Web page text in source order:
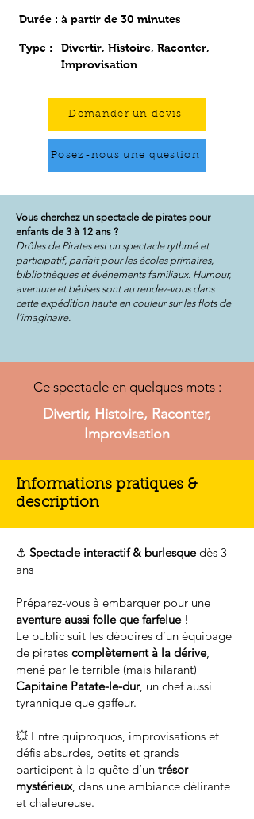
Durée : à partir de 30 minutes
Type :
Divertir, Histoire, Raconter,
Improvisation
Demander un devis
Posez-nous une question
Vous cherchez un spectacle de pirates pour
enfants de 3 à 12 ans ?
Drôles de Pirates est un spectacle rythmé et
participatif, parfait pour les écoles primaires,
bibliothèques et événements familiaux. Humour,
aventure et bêtises sont au rendez-vous dans
cette expédition haute en couleur sur les flots de
l’imaginaire.
Ce spectacle en quelques mots :
Divertir, Histoire, Raconter,
Improvisation
Informations pratiques &
description
⚓ Spectacle interactif & burlesquedès 3
ans
Préparez-vous à embarquer pour une
aventure aussi folle que farfelue!
Le public suit les déboires d’un équipage
de pirates complètement à la dérive,
mené par le terrible (mais hilarant)
Capitaine Patate-le-dur, un chef aussi
tyrannique que gaffeur.
💥 Entre quiproquos, improvisations et
défis absurdes, petits et grands
participent à la quête d’un trésor
mystérieux, dans une ambiance délirante
et chaleureuse.